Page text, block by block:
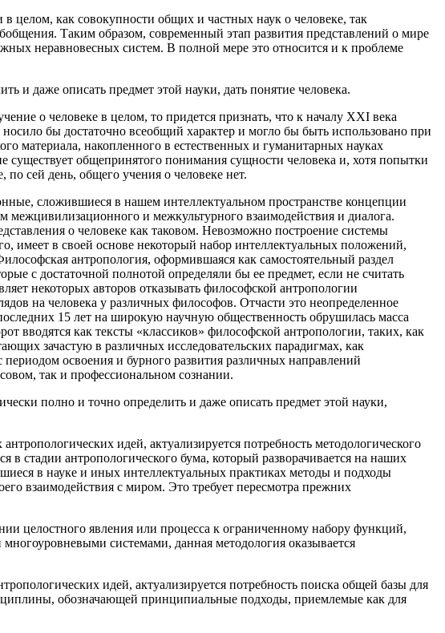
целом, как совокупности общих и частных наук о человеке, так
Таким образом, современный этап развития представлений о мире
неравновесных систем. В полной мере это относится и к проблеме
и даже описать предмет этой науки, дать понятие человека.
о человеке в целом, то придется признать, что к началу XXI века
бы достаточно всеобщий характер и могло бы быть использовано при
материала, накопленного в естественных и гуманитарных науках
общепринятого понимания сущности человека и, хотя попытки
сей день, общего учения о человеке нет.
сложившиеся в нашем интеллектуальном пространстве концепции
и межкультурного взаимодействия и диалога.
о человеке как таковом. Невозможно построение системы
имеет в своей основе некоторый набор интеллектуальных положений,
антропология, оформившаяся как самостоятельный раздел
с достаточной полнотой определяли бы ее предмет, если не считать
некоторых авторов отказывать философской антропологии
на человека у различных философов. Отчасти это неопределенное
15 лет на широкую научную общественность обрушилась масса
вводятся как тексты «классиков» философской антропологии, таких, как
зачастую в различных исследовательских парадигмах, как
освоения и бурного развития различных направлений
так и профессиональном сознании.
полно и точно определить и даже описать предмет этой науки,
идей, актуализируется потребность методологического
стадии антропологического бума, который разворачивается на наших
в науке и иных интеллектуальных практиках методы и подходы
взаимодействия с миром. Это требует пересмотра прежних
целостного явления или процесса к ограниченному набору функций,
системами, данная методология оказывается
идей, актуализируется потребность поиска общей базы для
обозначающей принципиальные подходы, приемлемые как для